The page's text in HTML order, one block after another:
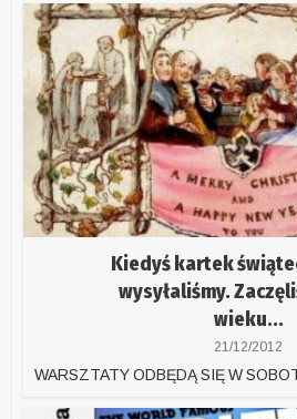
Kiedyś kartek
wysyłaliśmy.
wieku...
21/12/2012
WARSZTATY ODBĘDĄ SIĘ W